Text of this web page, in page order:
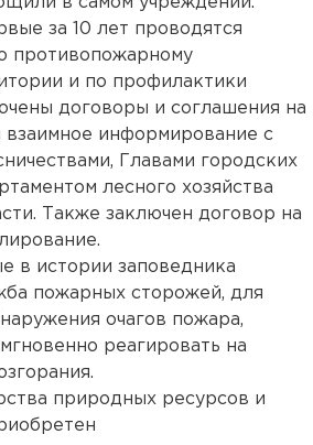
за 10 лет проводятся
противопожарному
и по профилактики
договоры и соглашения на
информирование с
Главами городских
лесного хозяйства
Также заключен договор на
в истории заповедника
пожарных сторожей, для
очагов пожара,
реагировать на
природных ресурсов и